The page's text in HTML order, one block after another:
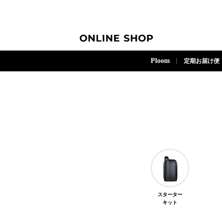
ONLINE SHOP
Ploom 定期お届け便
スターター
キット